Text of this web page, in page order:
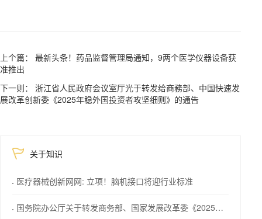
上个篇： 最新头条！药品监督管理局通知，9两个医学仪器设备获
准推出
下一则： 浙江省人民政府会议室厅光于转发给商務部、中国快速发
展改革创新委《2025年稳外国投资者攻坚细则》的通告
关于知识
医疗器械创新网网: 立项！脑机接口将迎行业标准
国务院办公厅关于转发商务部、国家发展改革委《2025年稳外资行动方案》的通知